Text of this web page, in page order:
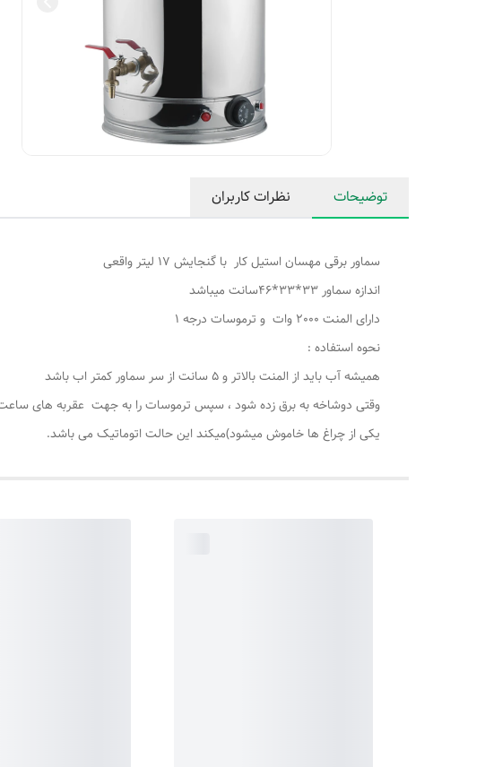
توضیحات نظرات کاربران
سماور برقی مهسان استیل کار با گنجایش 17 لیتر واقعی
اندازه سماور 33*33*46سانت میباشد
دارای المنت 2000 وات و ترموسات درجه 1
نحوه استفاده :
همیشه آب باید از المنت بالاتر و 5 سانت از سر سماور کمتر اب باشد
یکی از چراغ ها خاموش میشود)میکند این حالت اتوماتیک می باشد.